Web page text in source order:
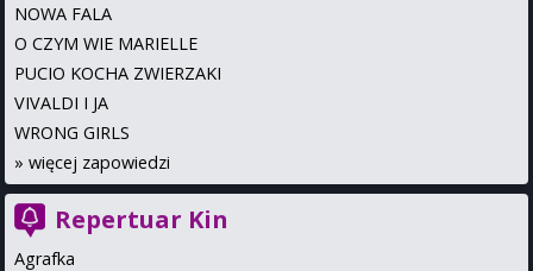
NOWA FALA
O CZYM WIE MARIELLE
PUCIO KOCHA ZWIERZAKI
VIVALDI I JA
WRONG GIRLS
» więcej zapowiedzi
Repertuar Kin
Agrafka